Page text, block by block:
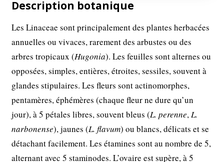
Description botanique
Les Linaceae sont principalement des plantes herbacées
annuelles ou vivaces, rarement des arbustes ou des
arbres tropicaux (Hugonia). Les feuilles sont alternes ou
opposées, simples, entières, étroites, sessiles, souvent à
glandes stipulaires. Les fleurs sont actinomorphes,
pentamères, éphémères (chaque fleur ne dure qu’un
jour), à 5 pétales libres, souvent bleus (L. perenne,L.
narbonense), jaunes (L. flavum) ou blancs, délicats et se
détachant facilement. Les étamines sont au nombre de 5,
alternant avec 5 staminodes. L’ovaire est supère, à 5